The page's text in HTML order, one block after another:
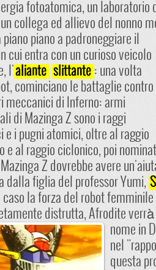
fotoatomica, un laboratorio
collega ed allievo del nonno
piano a padroneggiare il
cui entra con un curioso veicolo
l'aliante slittante : una volta
cominciano le battaglie contro
meccanici di Inferno: armi
di Mazinga Z sono i raggi
e i pugni atomici, oltre al raggio
e al raggio ciclonico, poi
Z dovrebbe avere
dalla figlia del professor Yumi,
caso la forza del robot
distrutta, Afrodite
nome in
nel
questa